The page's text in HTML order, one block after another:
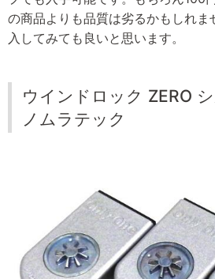
の商品よりも品質は劣るかもしれま
入してみても良いと思います。
ウインドロック ZERO
ノムラテック